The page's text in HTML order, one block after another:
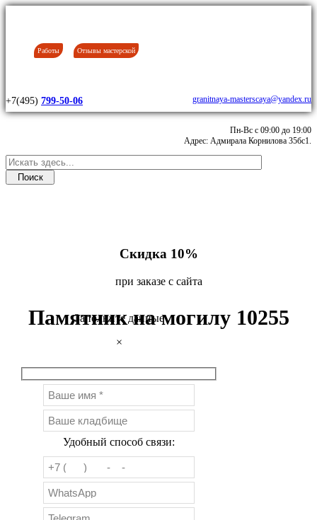
Работы Отзывы мастерской
+7(495) 799-50-06 granitnaya-masterscaya@yandex.ru
Пн-Вс с 09:00 до 19:00
Адрес: Адмирала Корнилова 35бс1.
Скидка 10%
при заказе с сайта
Памятник на могилу 10255
Заполните данные
×
Удобный способ связи: